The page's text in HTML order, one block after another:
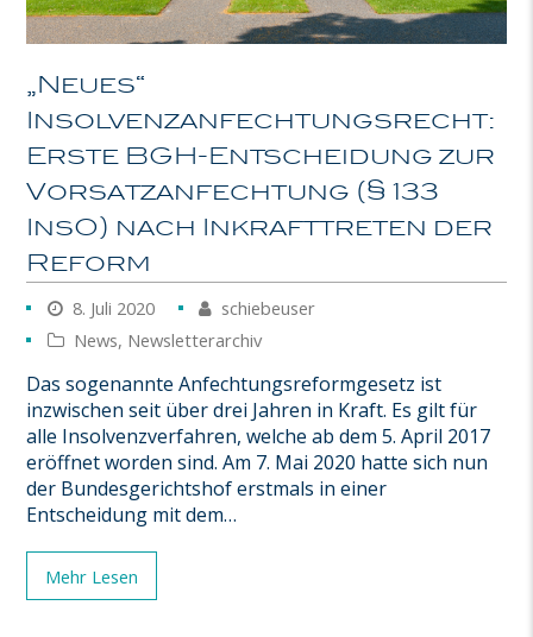
„Neues“
Insolvenzanfechtungsrecht:
Erste BGH-Entscheidung zur
Vorsatzanfechtung (§ 133
InsO) nach Inkrafttreten der
Reform
8. Juli 2020
schiebeuser
News, Newsletterarchiv
Das sogenannte Anfechtungsreformgesetz ist
inzwischen seit über drei Jahren in Kraft. Es gilt für
alle Insolvenzverfahren, welche ab dem 5. April 2017
eröffnet worden sind. Am 7. Mai 2020 hatte sich nun
der Bundesgerichtshof erstmals in einer
Entscheidung mit dem…
Mehr Lesen